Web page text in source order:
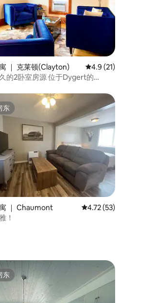
｜ 克莱顿(Clayton) 平均评分 4.9 分（满
4.9 (21)
的2卧室房源 位于Dygert的
5 分），共 48 条评价
东
东
｜ Chaumont 平均评分 4.72 分（满
4.72 (53)
！
东
东